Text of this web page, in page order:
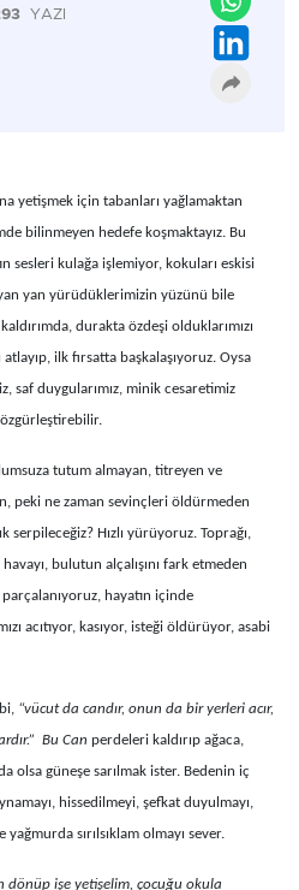
YAZI
yetişmek için tabanları yağlamaktan
bilinmeyen hedefe koşmaktayız. Bu
sesleri kulağa işlemiyor, kokuları eskisi
yan yürüdüklerimizin yüzünü bile
durakta özdeşi olduklarımızı
ilk fırsatta başkalaşıyoruz. Oysa
saf duygularımız, minik cesaretimiz
tutum almayan, titreyen ve
peki ne zaman sevinçleri öldürmeden
serpileceğiz? Hızlı yürüyoruz. Toprağı,
bulutun alçalışını fark etmeden
parçalanıyoruz, hayatın içinde
acıtıyor, kasıyor, isteği öldürüyor, asabi
“vücut da candır, onun da bir yerleri acır,
Bu Can perdeleri kaldırıp ağaca,
olsa güneşe sarılmak ister. Bedenin iç
hissedilmeyi, şefkat duyulmayı,
sırılsıklam olmayı sever.
dönüp işe yetişelim, çocuğu okula